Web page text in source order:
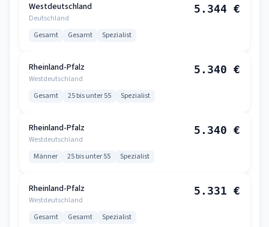
Westdeutschland
Deutschland
5.344 €
Gesamt Gesamt Spezialist
Rheinland-Pfalz
Westdeutschland
5.340 €
Gesamt 25 bis unter 55 Spezialist
Rheinland-Pfalz
Westdeutschland
5.340 €
Männer 25 bis unter 55 Spezialist
Rheinland-Pfalz
Westdeutschland
5.331 €
Gesamt Gesamt Spezialist